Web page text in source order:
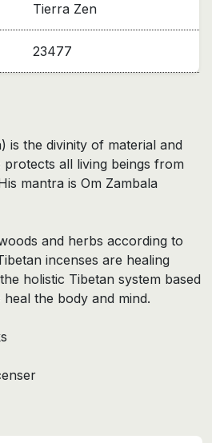
Tierra Zen
23477
is the divinity of material and
all living beings from
mantra is Om Zambala
and herbs according to
incenses are healing
holistic Tibetan system based
the body and mind.